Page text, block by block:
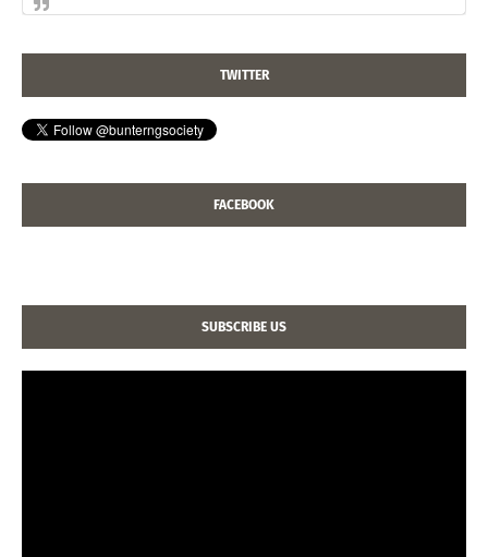
TWITTER
FACEBOOK
SUBSCRIBE US